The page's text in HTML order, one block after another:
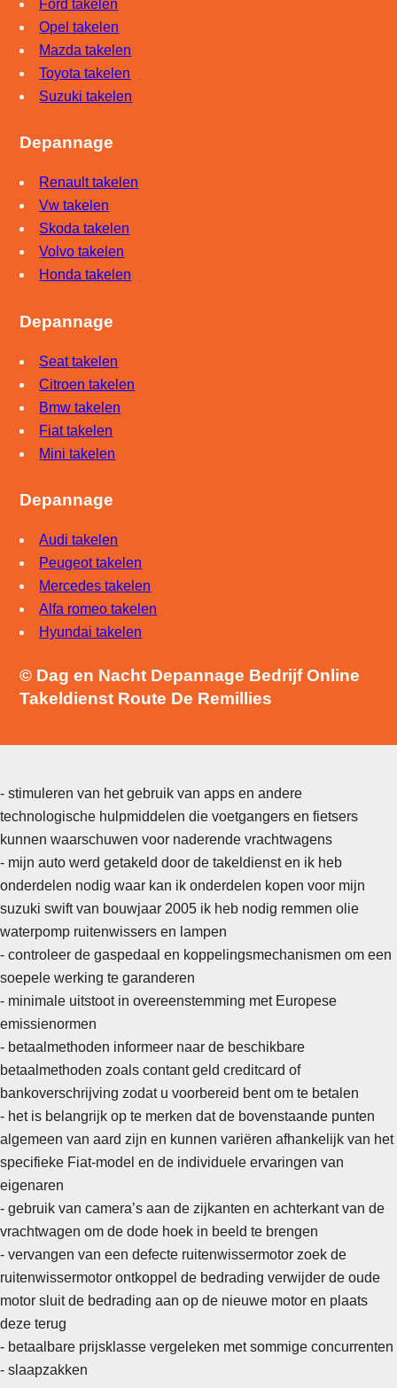
Ford takelen
Opel takelen
Mazda takelen
Toyota takelen
Suzuki takelen
Depannage
Renault takelen
Vw takelen
Skoda takelen
Volvo takelen
Honda takelen
Depannage
Seat takelen
Citroen takelen
Bmw takelen
Fiat takelen
Mini takelen
Depannage
Audi takelen
Peugeot takelen
Mercedes takelen
Alfa romeo takelen
Hyundai takelen
© Dag en Nacht Depannage Bedrijf Online
Takeldienst Route De Remillies
- stimuleren van het gebruik van apps en andere
technologische hulpmiddelen die voetgangers en fietsers
kunnen waarschuwen voor naderende vrachtwagens
- mijn auto werd getakeld door de takeldienst en ik heb
onderdelen nodig waar kan ik onderdelen kopen voor mijn
suzuki swift van bouwjaar 2005 ik heb nodig remmen olie
waterpomp ruitenwissers en lampen
- controleer de gaspedaal en koppelingsmechanismen om een
soepele werking te garanderen
- minimale uitstoot in overeenstemming met Europese
emissienormen
- betaalmethoden informeer naar de beschikbare
betaalmethoden zoals contant geld creditcard of
bankoverschrijving zodat u voorbereid bent om te betalen
- het is belangrijk op te merken dat de bovenstaande punten
algemeen van aard zijn en kunnen variëren afhankelijk van het
specifieke Fiat-model en de individuele ervaringen van
eigenaren
- gebruik van camera’s aan de zijkanten en achterkant van de
vrachtwagen om de dode hoek in beeld te brengen
- vervangen van een defecte ruitenwissermotor zoek de
ruitenwissermotor ontkoppel de bedrading verwijder de oude
motor sluit de bedrading aan op de nieuwe motor en plaats
deze terug
- betaalbare prijsklasse vergeleken met sommige concurrenten
- slaapzakken